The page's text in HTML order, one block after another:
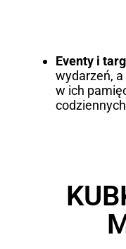
Eventy i
wydarzeń, a
w ich